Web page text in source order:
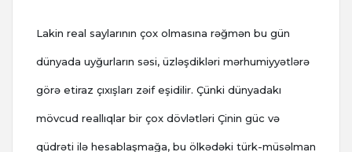
Lakin real saylarının çox olmasına rəğmən bu gün
dünyada uyğurların səsi, üzləşdikləri mərhumiyyətlərə
görə etiraz çıxışları zəif eşidilir. Çünki dünyadakı
mövcud reallıqlar bir çox dövlətləri Çinin güc və
qüdrəti ilə hesablaşmağa, bu ölkədəki türk-müsəlman